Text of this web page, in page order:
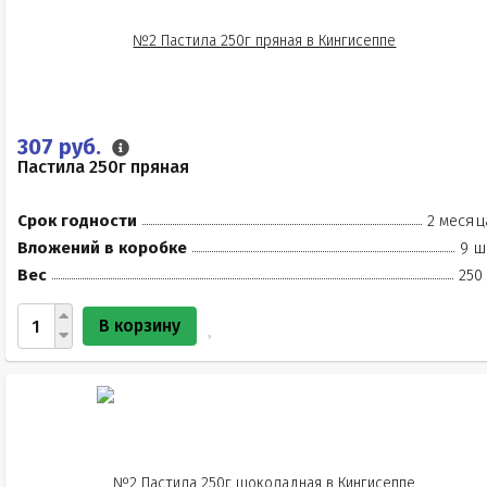
307 руб.
Пастила 250г пряная
Срок годности
2
Вложений в коробке
9
Вес
250
В корзину